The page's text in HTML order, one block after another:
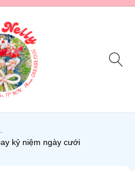
kỷ niệm ngày cưới